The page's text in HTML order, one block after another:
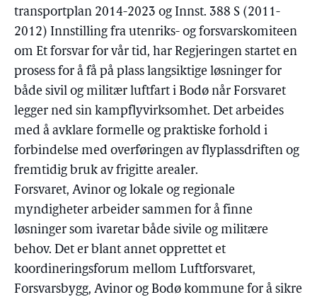
transportplan 2014-2023 og Innst. 388 S (2011-
2012) Innstilling fra utenriks- og forsvarskomiteen
om Et forsvar for vår tid, har Regjeringen startet en
prosess for å få på plass langsiktige løsninger for
både sivil og militær luftfart i Bodø når Forsvaret
legger ned sin kampflyvirksomhet. Det arbeides
med å avklare formelle og praktiske forhold i
forbindelse med overføringen av flyplassdriften og
fremtidig bruk av frigitte arealer.
Forsvaret, Avinor og lokale og regionale
myndigheter arbeider sammen for å finne
løsninger som ivaretar både sivile og militære
behov. Det er blant annet opprettet et
koordineringsforum mellom Luftforsvaret,
Forsvarsbygg, Avinor og Bodø kommune for å sikre